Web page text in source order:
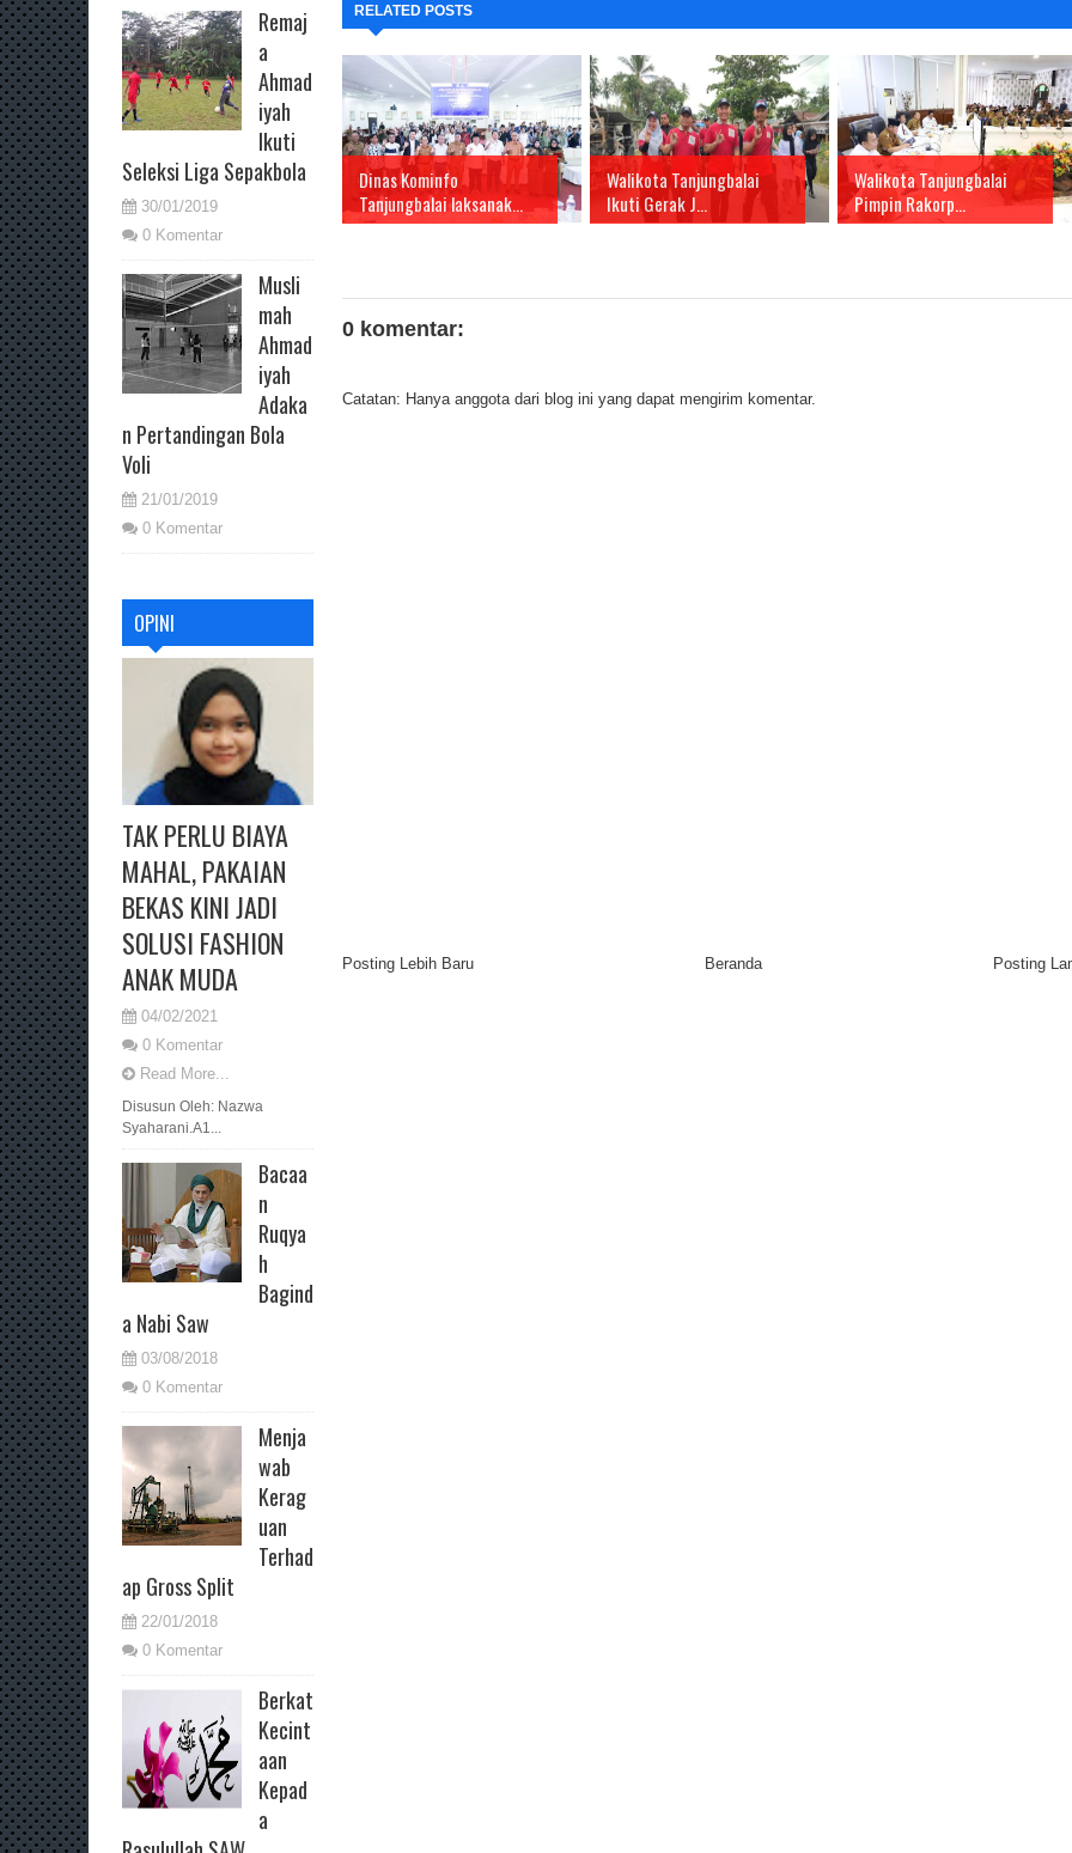
Remaj
a
Ahmad
iyah
Ikuti
Seleksi Liga Sepakbola
30/01/2019
0 Komentar
Musli
mah
Ahmad
iyah
Adaka
n Pertandingan Bola
Voli
21/01/2019
0 Komentar
OPINI
TAK PERLU BIAYA
MAHAL, PAKAIAN
BEKAS KINI JADI
SOLUSI FASHION
ANAK MUDA
04/02/2021
0 Komentar
Read More...
Disusun Oleh: Nazwa
Syaharani.A1...
Bacaa
n
Ruqya
h
Bagind
a Nabi Saw
03/08/2018
0 Komentar
Menja
wab
Kerag
uan
Terhad
ap Gross Split
22/01/2018
0 Komentar
Berkat
Kecint
aan
Kepad
a
RELATED POSTS
Dinas Kominfo
Tanjungbalai laksanak...
Walikota Tanjungbalai
Ikuti Gerak J...
Walikota Tanjungbalai
Pimpin Rakorp...
0 komentar:
Catatan: Hanya anggota dari blog ini yang dapat mengirim komentar.
Posting Lebih Baru Posting
Beranda